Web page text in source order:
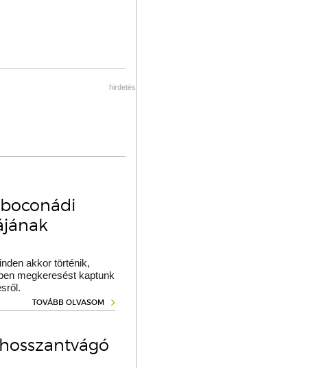
hirdetés
akkor történik,
megkeresést kaptunk
TOVÁBB OLVASOM